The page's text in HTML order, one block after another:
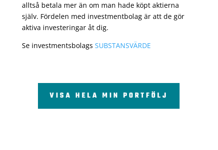
alltså betala mer än om man hade köpt aktierna
själv. Fördelen med investmentbolag är att de gör
aktiva investeringar åt dig.
Se investmentsbolags SUBSTANSVÄRDE
VISA HELA MIN PORTFÖLJ